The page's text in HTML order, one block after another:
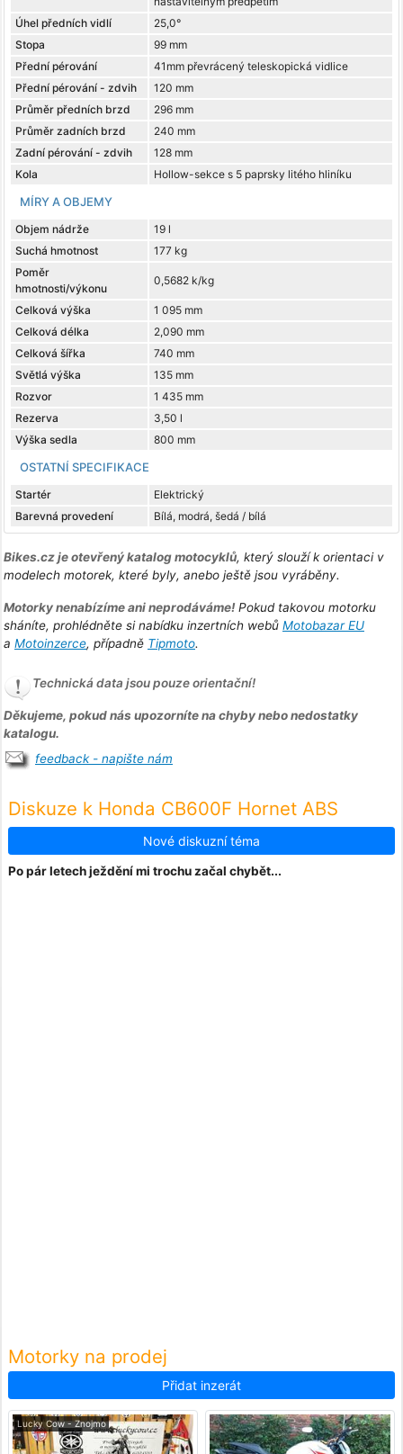
Úhel předních vidlí
25,0°
Stopa
99 mm
Přední pérování
41mm převrácený teleskopická vidlice
Přední pérování - zdvih
120 mm
Průměr předních brzd
296 mm
Průměr zadních brzd
240 mm
Zadní pérování - zdvih
128 mm
Kola
Hollow-sekce s 5 paprsky litého hliníku
MÍRY A OBJEMY
Objem nádrže
19 l
Suchá hmotnost
177 kg
Poměr
hmotnosti/výkonu
0,5682 k/kg
Celková výška
1 095 mm
Celková délka
2,090 mm
Celková šířka
740 mm
Světlá výška
135 mm
Rozvor
1 435 mm
Rezerva
3,50 l
Výška sedla
800 mm
OSTATNÍ SPECIFIKACE
Startér
Elektrický
Barevná provedení
Bílá, modrá, šedá / bílá
Bikes.cz je otevřený katalog motocyklů, který slouží k orientaci v
modelech motorek, které byly, anebo ještě jsou vyráběny.
Motorky nenabízíme ani neprodáváme!Pokud takovou motorku
sháníte, prohlédněte si nabídku inzertních webů Motobazar EU
a Motoinzerce, případně Tipmoto.
Technická data jsou pouze orientační!
Děkujeme, pokud nás upozorníte na chyby nebo nedostatky
katalogu.
feedback - napište nám
Diskuze k Honda CB600F Hornet ABS
Nové diskuzní téma
Po pár letech ježdění mi trochu začal chybět...
Motorky na prodej
Přidat inzerát
Lucky Cow - Znojmo